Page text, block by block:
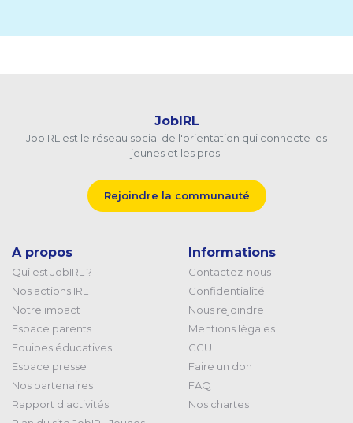
JobIRL
JobIRL est le réseau social de l'orientation qui connecte les
jeunes et les pros.
Rejoindre la communauté
A propos
Qui est JobIRL ?
Nos actions IRL
Notre impact
Espace parents
Equipes éducatives
Espace presse
Nos partenaires
Rapport d'activités
Informations
Contactez-nous
Confidentialité
Nous rejoindre
Mentions légales
CGU
Faire un don
FAQ
Nos chartes